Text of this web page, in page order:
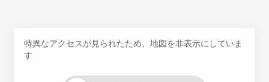
特異なアクセスが見られたため、地図を非表示にしていま
す